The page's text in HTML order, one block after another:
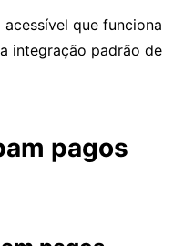
acessível que funciona
integração padrão de
pagos